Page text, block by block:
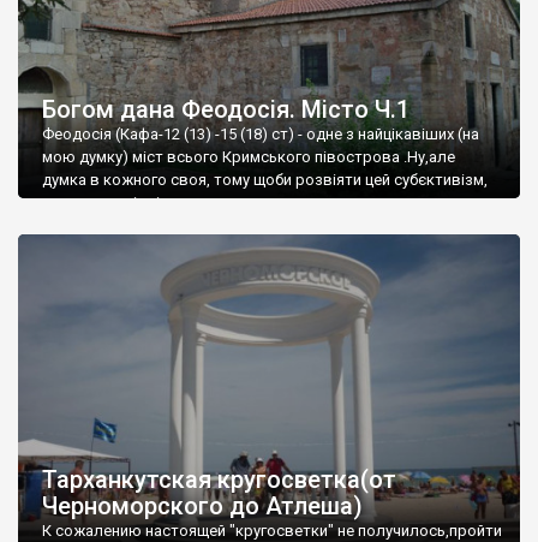
Богом дана Феодосія. Місто Ч.1
Феодосія (Кафа-12 (13) -15 (18) ст) - одне з найцікавіших (на
мою думку) міст всього Кримського півострова .Ну,але
думка в кожного своя, тому щоби розвіяти цей субєктивізм,
запрошую відвідати це
Тарханкутская кругосветка(от
Черноморского до Атлеша)
К сожалению настоящей "кругосветки" не получилось,пройти